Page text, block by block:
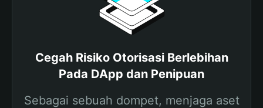
Cegah Risiko Otorisasi Berlebihan
Pada DApp dan Penipuan
Sebagai sebuah dompet, menjaga aset